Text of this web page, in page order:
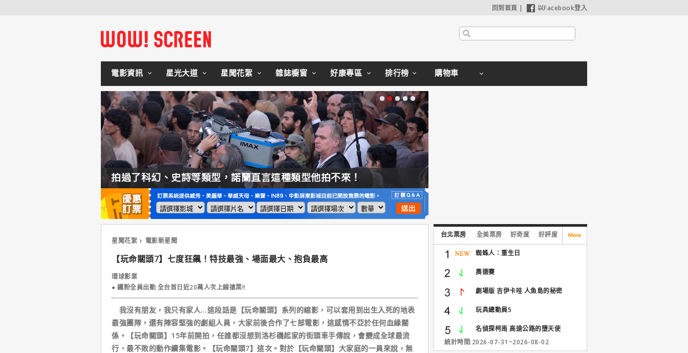
回到首頁 | 以Facebook登入
電影資訊 星光大道 星聞花絮 雜誌櫥窗 好康專區 排行榜 購物車
拍過了科幻、史詩等類型，諾蘭直言這種類型他拍不來！
星聞花絮 電影新星聞
【玩命關頭7】七度狂飆！特技最強、場面最大、抱負最高
環球影業
● 鐵粉全員出動 全台首日近20萬人次上線搶票!!
我沒有朋友，我只有家人…這段話是【玩命關頭】系列的縮影，可以套用到出生入死的地表
最強團隊，還有陣容堅強的劇組人員，大家前後合作了七部電影，這感情不亞於任何血緣關
係。【玩命關頭】15年前開拍，任誰都沒想到洛杉磯起家的街頭車手傳說，會變成全球最流
行、最不敗的動作續集電影。【玩命關頭7】這次。對於【玩命關頭】大家庭的一員來說，無
台北票房 全美票房 好奇度 好評度
蜘蛛人：重生日
奧德賽
劇場版 吉伊卡哇 人魚島的秘密
玩具總動員5
名偵探柯南 高速公路的墮天使
統計時間:2026-07-31~2026-08-02